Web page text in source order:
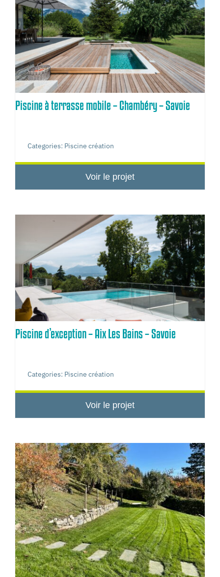
Piscine à terrasse mobile – Chambéry – Savoie
Categories: Piscine création
Voir le projet
Piscine d’exception – Aix Les Bains – Savoie
Categories: Piscine création
Voir le projet